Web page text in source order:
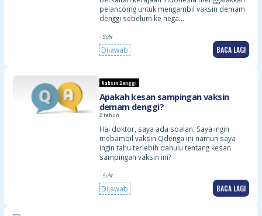
pelancomg untuk mengambil vaksin demam
denggi sebelum ke nega…
- Sulit
Dijawab BACA LAGI
Vaksin Denggi
Apakah kesan sampingan vaksin
demam denggi?
2 tahun
Hai doktor, saya ada soalan. Saya ingin
mebambil vaksin Qdenga ini namun saya
ingin tahu terlebih dahulu tentang kesan
sampingan vaksin ini?
- Sulit
Dijawab BACA LAGI